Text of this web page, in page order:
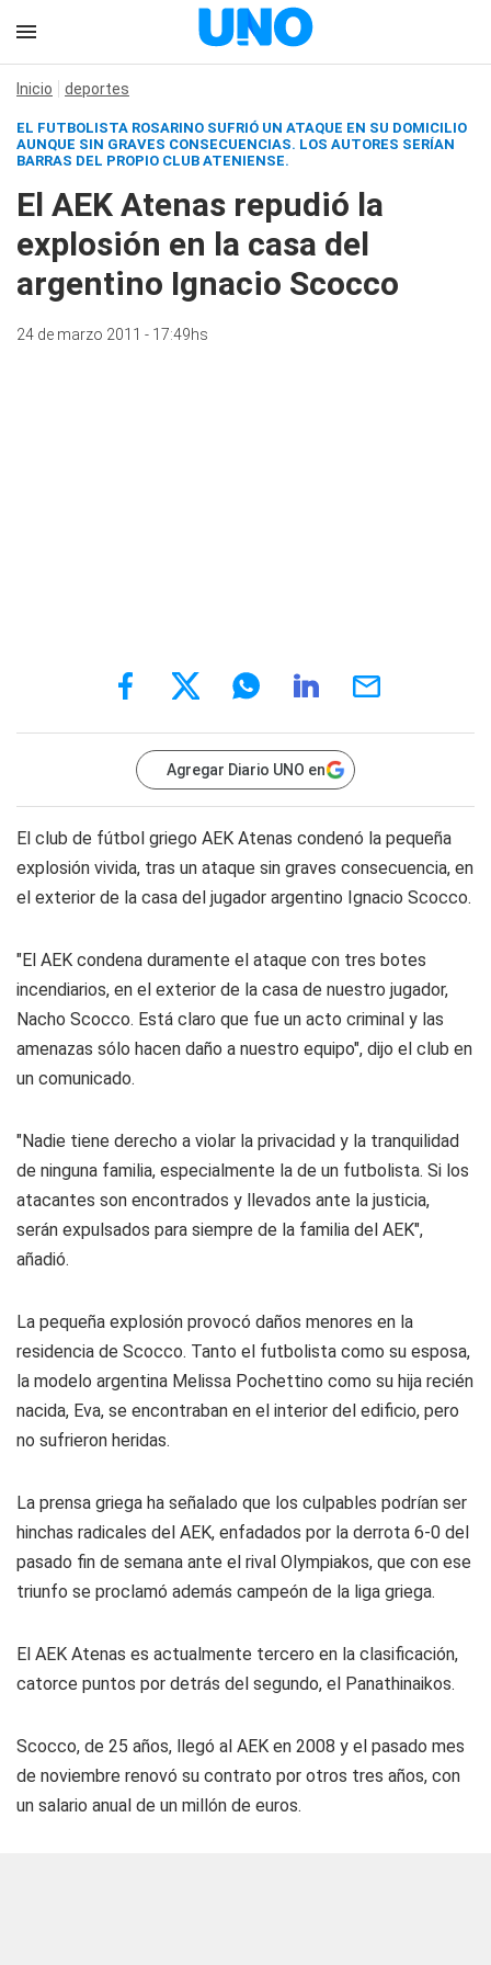
Inicio deportes
EL FUTBOLISTA ROSARINO SUFRIÓ UN ATAQUE EN SU DOMICILIO
AUNQUE SIN GRAVES CONSECUENCIAS. LOS AUTORES SERÍAN
BARRAS DEL PROPIO CLUB ATENIENSE.
El AEK Atenas repudió la
explosión en la casa del
argentino Ignacio Scocco
24 de marzo 2011 - 17:49hs
Agregar Diario UNO en
El club de fútbol griego AEK Atenas condenó la pequeña
explosión vivida, tras un ataque sin graves consecuencia, en
el exterior de la casa del jugador argentino Ignacio Scocco.
"El AEK condena duramente el ataque con tres botes
incendiarios, en el exterior de la casa de nuestro jugador,
Nacho Scocco. Está claro que fue un acto criminal y las
amenazas sólo hacen daño a nuestro equipo", dijo el club en
un comunicado.
"Nadie tiene derecho a violar la privacidad y la tranquilidad
de ninguna familia, especialmente la de un futbolista. Si los
atacantes son encontrados y llevados ante la justicia,
serán expulsados para siempre de la familia del AEK",
añadió.
La pequeña explosión provocó daños menores en la
residencia de Scocco. Tanto el futbolista como su esposa,
la modelo argentina Melissa Pochettino como su hija recién
nacida, Eva, se encontraban en el interior del edificio, pero
no sufrieron heridas.
La prensa griega ha señalado que los culpables podrían ser
hinchas radicales del AEK, enfadados por la derrota 6-0 del
pasado fin de semana ante el rival Olympiakos, que con ese
triunfo se proclamó además campeón de la liga griega.
El AEK Atenas es actualmente tercero en la clasificación,
catorce puntos por detrás del segundo, el Panathinaikos.
Scocco, de 25 años, llegó al AEK en 2008 y el pasado mes
de noviembre renovó su contrato por otros tres años, con
un salario anual de un millón de euros.